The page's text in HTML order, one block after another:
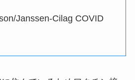
Janssen-Cilag COVID